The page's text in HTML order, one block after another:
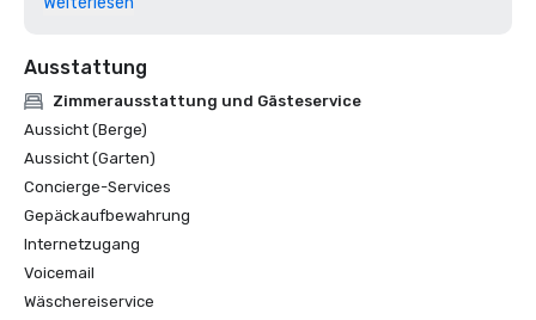
Magazin für erfolgreiche Tagungen
In den Bronze Circle of Hospitality aufgenommen
Goldener Schlüsselpreis
2012, 2011, 2010, 2008, 2007, 2006, 2004,
2003 - 1980
Magazin für Tagungen und Kongresse
Mitglied der „Hall of Fame“ in Gold Key
Ausstattung
Zimmerausstattung und Gästeservice
Aussicht (Berge)
Aussicht (Garten)
Concierge-Services
Gepäckaufbewahrung
Internetzugang
Voicemail
Wäschereiservice